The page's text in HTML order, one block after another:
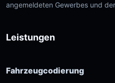
angemeldeten Gewerbes und
Leistungen
Fahrzeugcodierung